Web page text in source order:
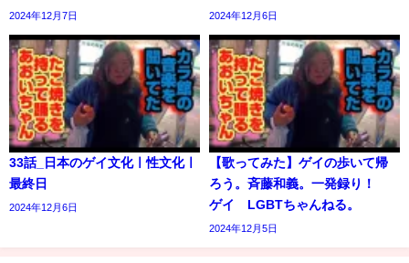
2024年12月7日 2024年12月6日
33話_日本のゲイ文化ㅣ性文化ㅣ
最終日
2024年12月6日
【歌ってみた】ゲイの歩いて帰
ろう。斉藤和義。一発録り！
ゲイ LGBTちゃんねる。
2024年12月5日